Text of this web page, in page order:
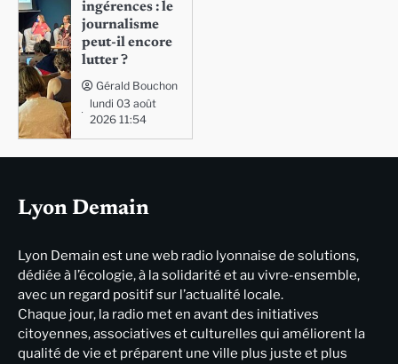
ingérences : le
journalisme
peut-il encore
lutter ?
Gérald Bouchon
lundi 03 août
2026 11:54
Lyon Demain
Lyon Demain est une web radio lyonnaise de solutions,
dédiée à l’écologie, à la solidarité et au vivre-ensemble,
avec un regard positif sur l’actualité locale.
Chaque jour, la radio met en avant des initiatives
citoyennes, associatives et culturelles qui améliorent la
qualité de vie et préparent une ville plus juste et plus